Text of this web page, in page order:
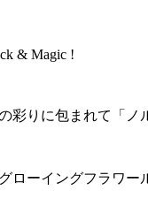
& Magic !
彩りに包まれて「ノ
ローイングフラワー